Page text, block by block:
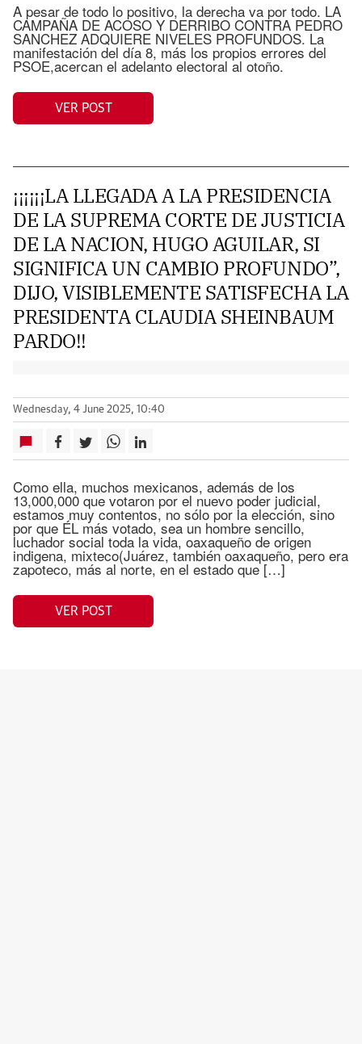
A pesar de todo lo positivo, la derecha va por todo. LA
CAMPAÑA DE ACOSO Y DERRIBO CONTRA PEDRO
SANCHEZ ADQUIERE NIVELES PROFUNDOS. La
manifestación del día 8, más los propios errores del
PSOE,acercan el adelanto electoral al otoño.
VER POST
¡¡¡¡¡¡LA LLEGADA A LA PRESIDENCIA
DE LA SUPREMA CORTE DE JUSTICIA
DE LA NACION, HUGO AGUILAR, SI
SIGNIFICA UN CAMBIO PROFUNDO”,
DIJO, VISIBLEMENTE SATISFECHA LA
PRESIDENTA CLAUDIA SHEINBAUM
PARDO!!
Wednesday, 4 June 2025, 10:40
Como ella, muchos mexicanos, además de los
13,000,000 que votaron por el nuevo poder judicial,
estamos muy contentos, no sólo por la elección, sino
por que ÉL más votado, sea un hombre sencillo,
luchador social toda la vida, oaxaqueño de origen
indigena, mixteco(Juárez, también oaxaqueño, pero era
zapoteco, más al norte, en el estado que […]
VER POST